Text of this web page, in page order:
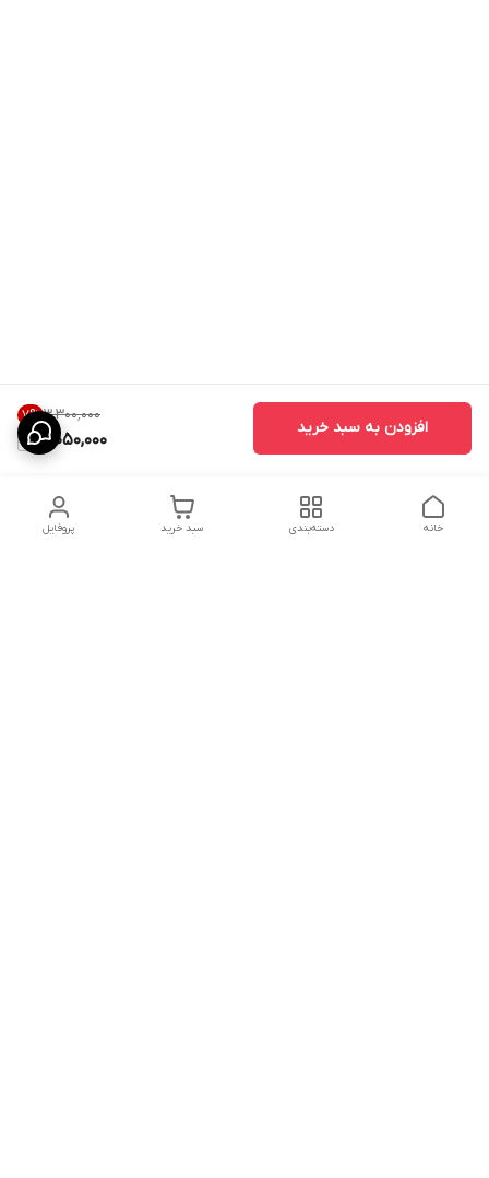
۳٬۳۰۰٬۰۰۰ 7%
3,050,000
افزودن به سبد خرید
پروفایل سبد خرید دسته‌بندی خانه